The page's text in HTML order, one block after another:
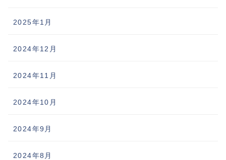
2025年1月
2024年12月
2024年11月
2024年10月
2024年9月
2024年8月